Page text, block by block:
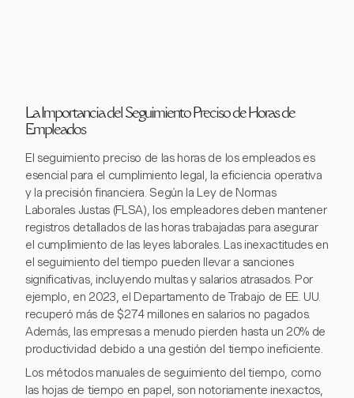
La Importancia del Seguimiento Preciso de Horas de
Empleados
El seguimiento preciso de las horas de los empleados es
esencial para el cumplimiento legal, la eficiencia operativa
y la precisión financiera. Según la Ley de Normas
Laborales Justas (FLSA), los empleadores deben mantener
registros detallados de las horas trabajadas para asegurar
el cumplimiento de las leyes laborales. Las inexactitudes en
el seguimiento del tiempo pueden llevar a sanciones
significativas, incluyendo multas y salarios atrasados. Por
ejemplo, en 2023, el Departamento de Trabajo de EE. UU.
recuperó más de $274 millones en salarios no pagados.
Además, las empresas a menudo pierden hasta un 20% de
productividad debido a una gestión del tiempo ineficiente.
Los métodos manuales de seguimiento del tiempo, como
las hojas de tiempo en papel, son notoriamente inexactos,